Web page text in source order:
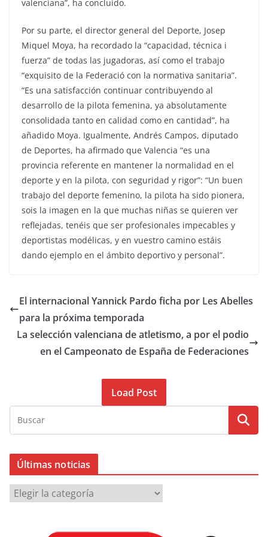
valenciana”, ha concluido.
Por su parte, el director general del Deporte, Josep
Miquel Moya, ha recordado la “capacidad, técnica i
fuerza” de todas las jugadoras, así como el trabajo
“exquisito de la Federació con la normativa sanitaria”.
“Es una satisfacción continuar contribuyendo al
desarrollo de la pilota femenina, ya absolutamente
consolidada tanto en calidad como en cantidad”, ha
añadido Moya. Igualmente, Andrés Campos, diputado
de Deportes, ha afirmado que Valencia “es una
provincia referente en mantener la normalidad en el
deporte y en la pilota, con seguridad y rigor”: “Un buen
trabajo del deporte femenino, la pilota ha sido pionera,
sois la imagen en la que muchas niñas se quieren ver
reflejadas, tenéis que ser profesionales impecables y
deportistas modélicas, y en vuestro camino estáis
dando ejemplo en el ámbito deportivo y personal”.
El internacional Yannick Pardo ficha por Les Abelles
para la próxima temporada
La selección valenciana de atletismo, a por el podio
en el Campeonato de España de Federaciones
Load Post
Últimas noticias
Ú